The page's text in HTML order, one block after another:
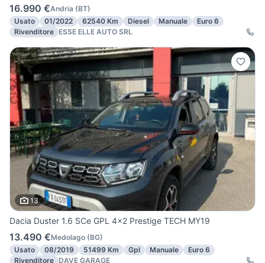
16.990 €Andria (BT)
Usato
01/2022 62540 Km Diesel Manuale
Euro 6
Rivenditore
ESSE ELLE AUTO SRL
13
Dacia Duster 1.6 SCe GPL 4x2 Prestige TECH MY19
13.490 €Medolago (BG)
Usato
08/2019 51499 Km Gpl Manuale
Euro 6
Rivenditore DAVE GARAGE